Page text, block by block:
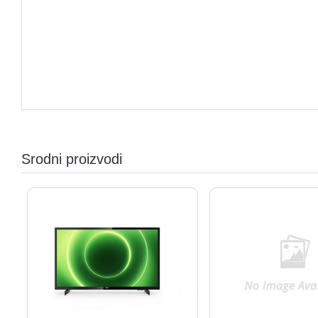
Srodni proizvodi